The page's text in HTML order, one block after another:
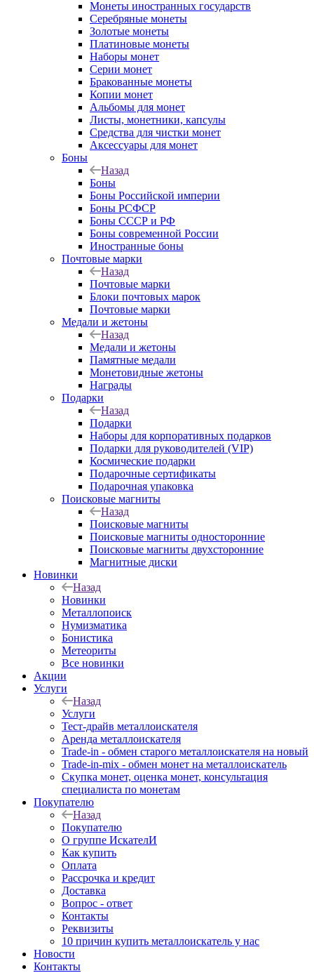
Монеты иностранных государств
Серебряные монеты
Золотые монеты
Платиновые монеты
Наборы монет
Серии монет
Бракованные монеты
Копии монет
Альбомы для монет
Листы, монетники, капсулы
Средства для чистки монет
Аксессуары для монет
Боны
Назад
Боны
Боны Российской империи
Боны РСФСР
Боны СССР и РФ
Боны современной России
Иностранные боны
Почтовые марки
Назад
Почтовые марки
Блоки почтовых марок
Почтовые марки
Медали и жетоны
Назад
Медали и жетоны
Памятные медали
Монетовидные жетоны
Награды
Подарки
Назад
Подарки
Наборы для корпоративных подарков
Подарки для руководителей (VIP)
Космические подарки
Подарочные сертификаты
Подарочная упаковка
Поисковые магниты
Назад
Поисковые магниты
Поисковые магниты односторонние
Поисковые магниты двухсторонние
Магнитные диски
Новинки
Назад
Новинки
Металлопоиск
Нумизматика
Бонистика
Метеориты
Все новинки
Акции
Услуги
Назад
Услуги
Тест-драйв металлоискателя
Аренда металлоискателя
Trade-in - обмен старого металлоискателя на новый
Trade-in-mix - обмен монет на металлоискатель
Скупка монет, оценка монет, консультация
специалиста по монетам
Покупателю
Назад
Покупателю
О группе ИскателИ
Как купить
Оплата
Рассрочка и кредит
Доставка
Вопрос - ответ
Контакты
Реквизиты
10 причин купить металлоискатель у нас
Новости
Контакты